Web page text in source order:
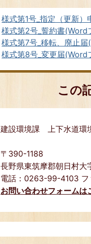
様式第1号_指定（更新
様式第2号_誓約書(Word
様式第7号_移転、廃止
様式第8号_変更届(Word
この
建設環境課 上下水道環
〒390-1188
長野県東筑摩郡朝日村大
電話：0263-99-4103
お問い合わせフォームは